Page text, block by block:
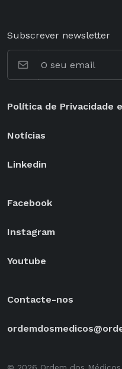
Subscrever newsletter
Política de Privacidade
Notícias
Linkedin
Facebook
Instagram
Youtube
Contacte-nos
© 2026 Ordem dos Médicos